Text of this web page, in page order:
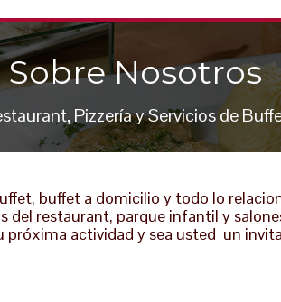
Sobre Nosotros
Pizzería y Servicios de
buffet a domicilio y todo lo
del restaurant, parque infantil y
próxima actividad y sea usted un